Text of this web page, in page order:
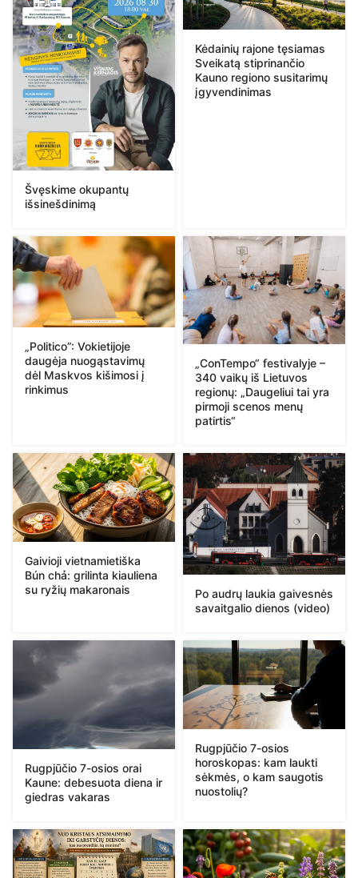
Švęskime okupantų
išsinešdinimą
Kėdainių rajone tęsiamas
Sveikatą stiprinančio
Kauno regiono susitarimų
įgyvendinimas
„Politico”: Vokietijoje
daugėja nuogąstavimų
dėl Maskvos kišimosi į
rinkimus
„ConTempo“ festivalyje –
340 vaikų iš Lietuvos
regionų: „Daugeliui tai yra
pirmoji scenos menų
patirtis“
Gaivioji vietnamietiška
Bún chả: grilinta kiauliena
su ryžių makaronais
Po audrų laukia gaivesnės
savaitgalio dienos (video)
Rugpjūčio 7-osios orai
Kaune: debesuota diena ir
giedras vakaras
Rugpjūčio 7-osios
horoskopas: kam laukti
sėkmės, o kam saugotis
nuostolių?